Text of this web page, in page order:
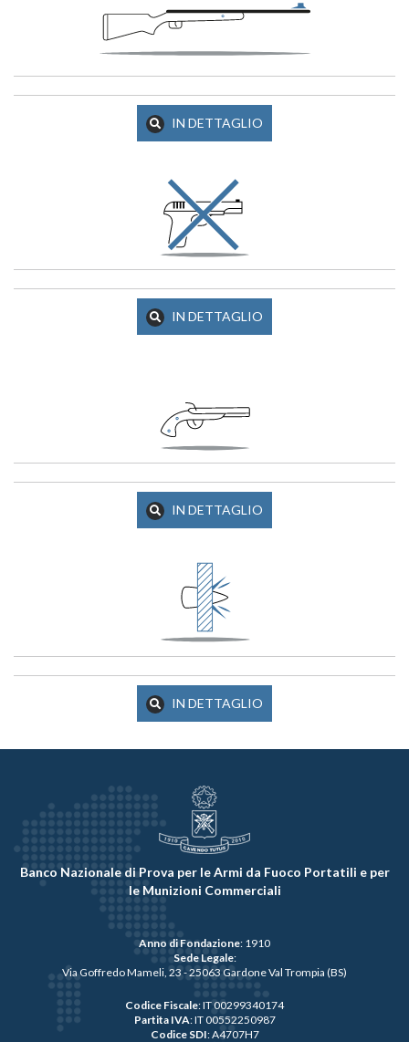
IN DETTAGLIO
IN DETTAGLIO
IN DETTAGLIO
IN DETTAGLIO
Banco Nazionale di Prova per le Armi da Fuoco Portatili e per
le Munizioni Commerciali
Anno di Fondazione: 1910
Sede Legale:
Via Goffredo Mameli, 23 - 25063 Gardone Val Trompia (BS)
Codice Fiscale: IT 00299340174
Partita IVA: IT 00552250987
Codice SDI: A4707H7